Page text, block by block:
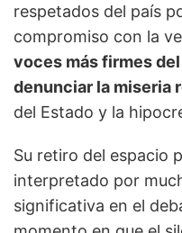
respetados del país
compromiso con la
voces más firmes
denunciar la miseria
del Estado y la
Su retiro del espacio
interpretado por
significativa en el